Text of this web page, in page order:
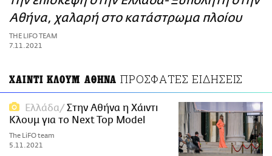
ΑΜΠΑ
PRINT
Αθήνα, χαλαρή στο κατάστρωμα πλοίου
THE LIFO TEAM
7.11.2021
ΧΑΙΝΤΙ ΚΛΟΥΜ ΑΘΗΝΑ ΠΡΟΣΦΑΤΕΣ ΕΙΔΗΣΕΙΣ
Ελλάδα
Στην Αθήνα η Χάιντι
Κλουμ για το Next Top Model
The LiFO team
5.11.2021